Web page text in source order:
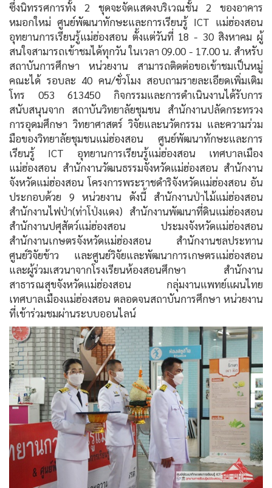
ซึ่งนิทรรศการทั้ง 2 ชุดจะจัดแสดงบริเวณชั้น 2 ของอาคาร
หมอกใหม่ ศูนย์พัฒนาทักษะและการเรียนรู้ ICT แม่ฮ่องสอน
อุทยานการเรียนรู้แม่ฮ่องสอน ตั้งแต่วันที่ 18 - 30 สิงหาคม ผู้
สนใจสามารถเข้าชมได้ทุกวัน ในเวลา 09.00 - 17.00 น. สำหรับ
สถาบันการศึกษา หน่วยงาน สามารถติดต่อขอเข้าชมเป็นหมู่
คณะได้ รอบละ 40 คน/ชั่วโมง สอบถามรายละเอียดเพิ่มเติม
โทร 053 613450 กิจกรรมและการดำเนินงานได้รับการ
สนับสนุนจาก สถาบันวิทยาลัยชุมชน สำนักงานปลัดกระทรวง
การอุดมศึกษา วิทยาศาสตร์ วิจัยและนวัตกรรม และความร่วม
มือของวิทยาลัยชุมชนแม่ฮ่องสอน ศูนย์พัฒนาทักษะและการ
เรียนรู้ ICT อุทยานการเรียนรู้แม่ฮ่องสอน เทศบาลเมือง
แม่ฮ่องสอน สำนักงานวัฒนธรรมจังหวัดแม่ฮ่องสอน สำนักงาน
จังหวัดแม่ฮ่องสอน โครงการพระราชดำริจังหวัดแม่ฮ่องสอน อัน
ประกอบด้วย 9 หน่วยงาน ดังนี้ สำนักงานป่าไม้แม่ฮ่องสอน
สำนักงานไฟป่า(ท่าโป่งแดง) สำนักงานพัฒนาที่ดินแม่ฮ่องสอน
สำนักงานปศุสัตว์แม่ฮ่องสอน ประมงจังหวัดแม่ฮ่องสอน
สำนักงานเกษตรจังหวัดแม่ฮ่องสอน สำนักงานชลประทาน
ศูนย์วิจัยข้าว และศูนย์วิจัยและพัฒนาการเกษตรแม่ฮ่องสอน
และผู้ร่วมเสวนาจากโรงเรียนห้องสอนศึกษา สำนักงาน
สาธารณสุขจังหวัดแม่ฮ่องสอน กลุ่มงานแพทย์แผนไทย
เทศบาลเมืองแม่ฮ่องสอน ตลอดจนสถาบันการศึกษา หน่วยงาน
ที่เข้าร่วมชมผ่านระบบออนไลน์